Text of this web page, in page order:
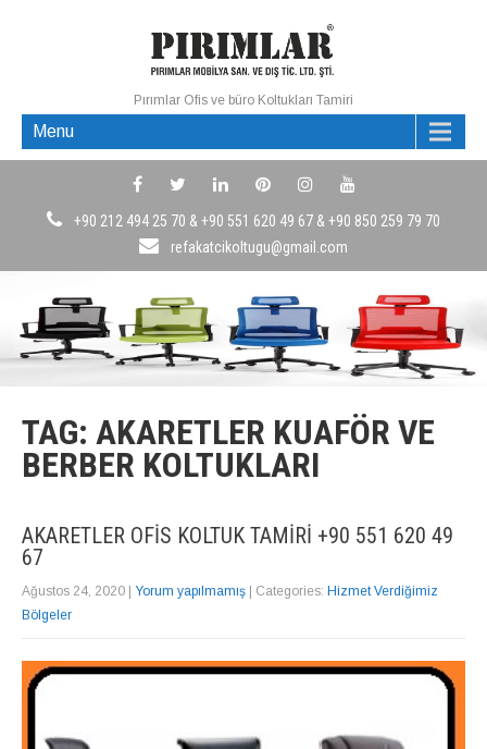
Pırımlar Ofis ve büro Koltukları Tamiri
Menu
+90 212 494 25 70 & +90 551 620 49 67 & +90 850 259 79 70
refakatcikoltugu@gmail.com
TAG: AKARETLER KUAFÖR VE
BERBER KOLTUKLARI
AKARETLER OFIS KOLTUK TAMIRI +90 551 620 49
67
Ağustos 24, 2020 | Yorum yapılmamış | Categories: Hizmet Verdiğimiz
Bölgeler